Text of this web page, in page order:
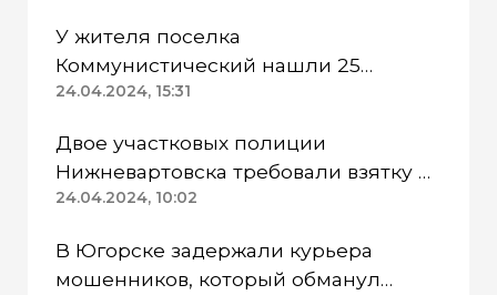
У жителя поселка
Коммунистический нашли 25
патронов без спецразрешения
24.04.2024, 15:31
Двое участковых полиции
Нижневартовска требовали взятку и
попались
24.04.2024, 10:02
В Югорске задержали курьера
мошенников, который обманул